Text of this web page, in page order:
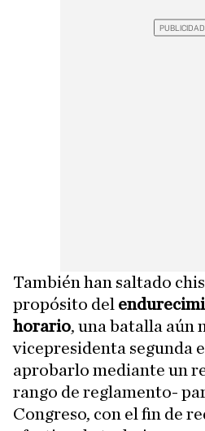
También han saltado
propósito del
horario, una batalla aún
vicepresidenta segunda
aprobarlo mediante un
rango de reglamento-
Congreso, con el fin de